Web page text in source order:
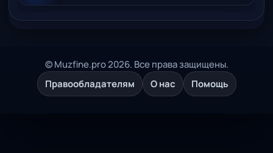
© Muzfine.pro 2026. Все права защищены.
Правообладателям
О нас Помощь